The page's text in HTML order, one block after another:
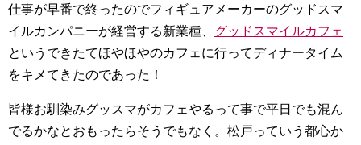
仕事が早番で終ったのでフィギュアメーカーのグッドスマ
イルカンパニーが経営する新業種、 グッドスマイルカフェ
というできたてほやほやのカフェに行ってディナータイム
をキメてきたのであった！
皆様お馴染みグッスマがカフェやるって事で平日でも混ん
でるかなとおもったらそうでもなく。松戸っていう都心か